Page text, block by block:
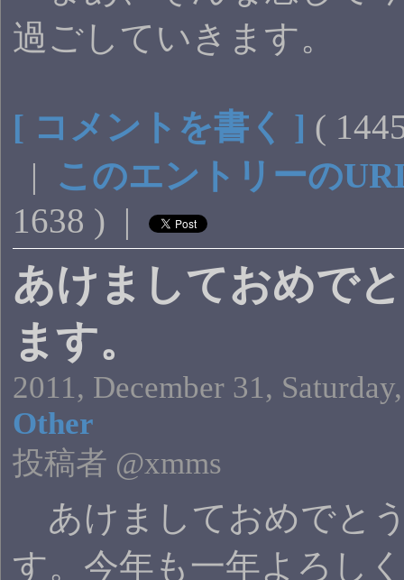
過ごしていきます。
[ コメントを書く ] (
| このエントリーの
1638 ) |
あけましておめで
ます。
2011, December 31,
Other
投稿者 @xmms
あけましておめでと
す。今年も一年よろし